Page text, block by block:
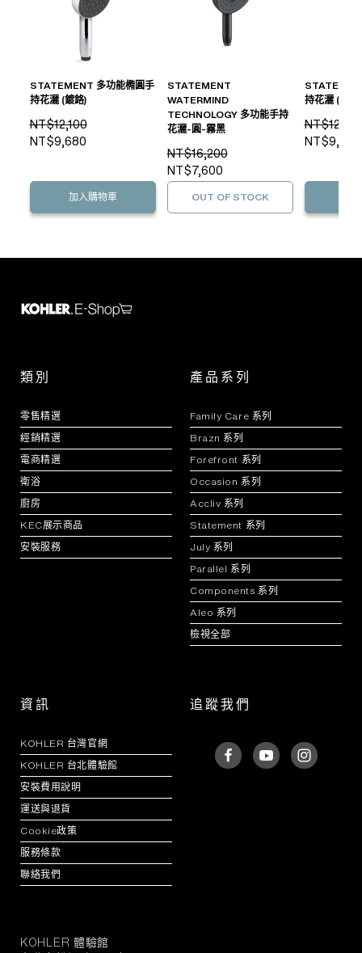
STATEMENT 多功能橢圓手
持花灑 (鍍鉻)
NT$12,100
NT$9,680
加入購物車
STATEMENT
WATERMIND
TECHNOLOGY 多功能手持
花灑-圓-霧黑
NT$16,200
NT$7,600
OUT OF STOCK
持花灑 (鉻色)
NT$12,100
NT$9,680
類別
零售精選
經銷精選
電商精選
衛浴
廚房
KEC展示商品
安裝服務
產品系列
Family Care 系列
Brazn 系列
Forefront 系列
Occasion 系列
Accliv 系列
Statement 系列
July 系列
Parallel 系列
Components 系列
Aleo 系列
檢視全部
資訊
KOHLER 台灣官網
KOHLER 台北體驗館
安裝費用說明
運送與退貨
Cookie政策
服務條款
聯絡我們
追蹤我們
KOHLER
KOHLER 體驗館